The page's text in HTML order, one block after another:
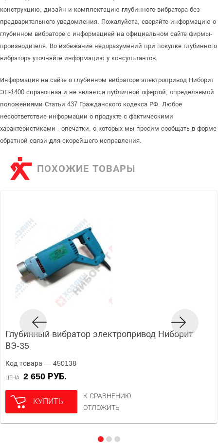
конструкцию, дизайн и комплектацию глубинного вибратора без
предварительного уведомления. Пожалуйста, сверяйте информацию о
глубинном вибраторе с информацией на официальном сайте фирмы-
производителя. Во избежание недоразумений при покупке глубинного
вибратора уточняйте информацию у консультантов.
Информация на сайте о глубинном вибраторе электропривод Ниборит
ЭП-1400 справочная и не является публичной офертой, определяемой
положениями Статьи 437 Гражданского кодекса РФ. Любое
несоответствие информации о продукте с фактическими
характеристиками - опечатки, о которых мы просим сообщать в форме
обратной связи для скорейшего исправления.
ПОХОЖИЕ ТОВАРЫ
Глубинный вибратор электропривод Ниборит
ВЭ-35
Код товара — 450138
ЦЕНА 2 650 РУБ.
КУПИТЬ
К СРАВНЕНИЮ
ОТЛОЖИТЬ